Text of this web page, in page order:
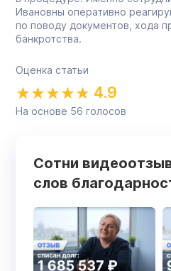
Ивановны оперативно
по поводу документов, хода
банкротства.
Оценка статьи
4.9
На основе 56 голосов
Сотни
слов